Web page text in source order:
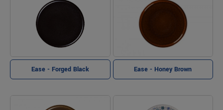
Ease - Forged Black Ease - Honey Brown